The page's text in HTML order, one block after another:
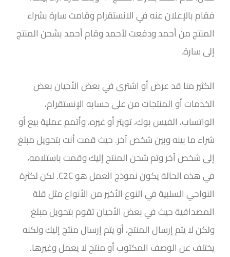
فقام بالإعلان عنه في الانستقرام وقامت سارة بشراء
المنتج من أحمد ودفعت لأحمد وقام أحمد بشحن المنتج
إلى سارة.
الكثير منا قد عرض أو اشترى في بعض الأحيان بعض
الخدمات أو المنتجات من على حسابه الإنستقرام،
الواتساب، الفيس بوك، تويتر أو غيره، وأتمم عملية بيع أو
شراء ما بينه وبين شخص آخر. حيث قمت أنت بتحويل مبلغ
إلى شخص آخر وتم شحن المنتج إليك وقمت باستلامه،
في هذه الحالة يكون نموذج العمل هوC2C
.لكن لكثرة
النواحي السلبية في النوع الأخير من الأنواع مثل قلة
المصداقية حيث في بعض الأحيان تقوم بتحويل مبلغ
ولكن لا يتم إرسال المنتج، أو يتم إرسال منتج إليك ولكنه
يختلف عن الوصف المكتوب أو منتج لا يعمل وغيرها.